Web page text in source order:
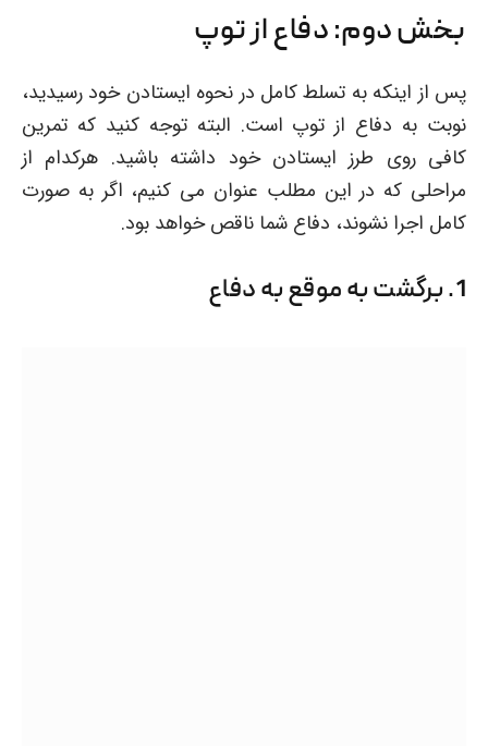
بخش دوم: دفاع از توپ
پس از اینکه به تسلط کامل در نحوه ایستادن خود رسیدید،
نوبت به دفاع از توپ است. البته توجه کنید که تمرین
کافی روی طرز ایستادن خود داشته باشید. هرکدام از
مراحلی که در این مطلب عنوان می کنیم، اگر به صورت
کامل اجرا نشوند، دفاع شما ناقص خواهد بود.
1. برگشت به موقع به دفاع